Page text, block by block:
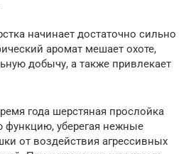
начинает достаточно сильно
аромат мешает охоте,
добычу, а также привлекает
года шерстяная прослойка
уберегая нежные
от воздействия агрессивных